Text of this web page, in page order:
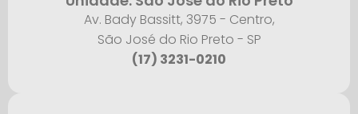
Av. Bady Bassitt, 3975 - Centro,
São José do Rio Preto - SP
(17) 3231-0210